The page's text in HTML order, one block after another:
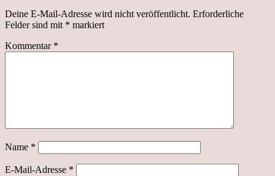
Deine E-Mail-Adresse wird nicht veröffentlicht. Erforderliche
Felder sind mit * markiert
Kommentar *
Name *
E-Mail-Adresse *